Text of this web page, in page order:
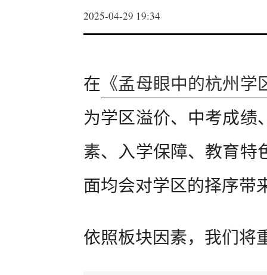
2025-04-29 19:34
在 《孟母眼中的杭州
为学区溢价、中考成绩
素、入学保障、教育特
面均会对学区的择序带
依照板块因素，我们将